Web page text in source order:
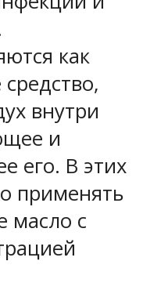
как
внутри
и
его. В этих
применять
масло с